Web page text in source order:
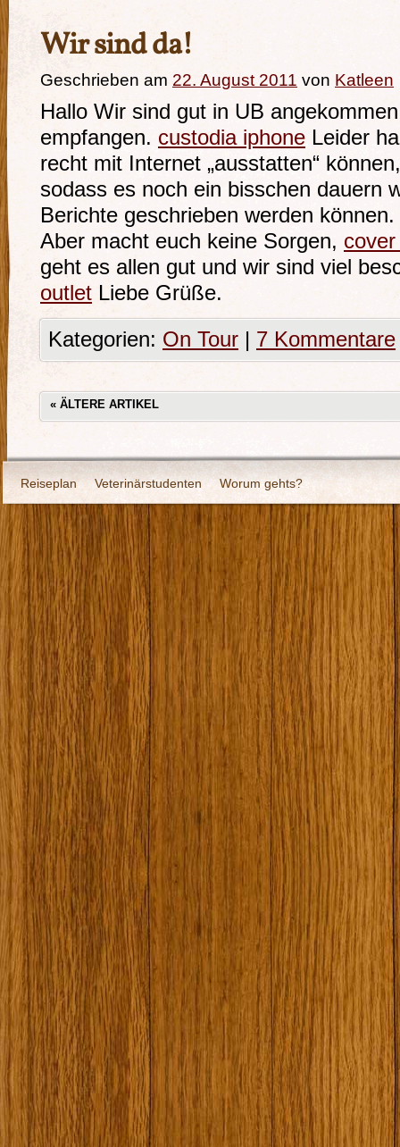
Wir sind da!
Geschrieben am 22. August 2011 von Katleen
Hallo Wir sind gut in UB
empfangen. custodia iphone Leider
recht mit Internet „ausstatten“
sodass es noch ein bisschen dauern
Berichte geschrieben werden können.
Aber macht euch keine Sorgen,
geht es allen gut und wir sind viel
outlet Liebe Grüße.
Kategorien: On Tour | 7 Kommentare
« ÄLTERE ARTIKEL
Reiseplan Veterinärstudenten Worum gehts?